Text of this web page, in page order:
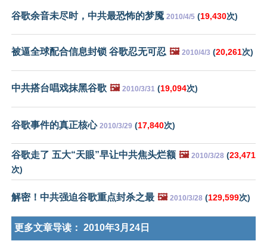
谷歌余音未尽时，中共最恐怖的梦魇 2010/4/5 (19,430次)
被逼全球配合信息封锁 谷歌忍无可忍 🖼️ 2010/4/3 (20,261次)
中共搭台唱戏抹黑谷歌 🖼️ 2010/3/31 (19,094次)
谷歌事件的真正核心 2010/3/29 (17,840次)
谷歌走了 五大“天眼”早让中共焦头烂额 🖼️ 2010/3/28 (23,471
次)
解密！中共强迫谷歌重点封杀之最 🖼️ 2010/3/28 (129,599次)
更多文章导读： 2010年3月24日